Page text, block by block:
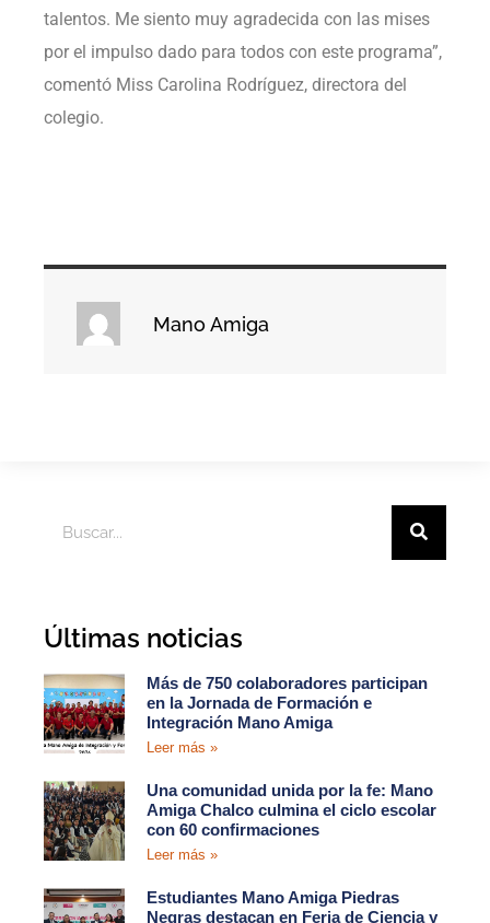
talentos. Me siento muy agradecida con las mises
por el impulso dado para todos con este programa”,
comentó Miss Carolina Rodríguez, directora del
colegio.
Mano Amiga
Últimas noticias
Más de 750 colaboradores participan
en la Jornada de Formación e
Integración Mano Amiga
Leer más »
Una comunidad unida por la fe: Mano
Amiga Chalco culmina el ciclo escolar
con 60 confirmaciones
Leer más »
Estudiantes Mano Amiga Piedras
Negras destacan en Feria de Ciencia y